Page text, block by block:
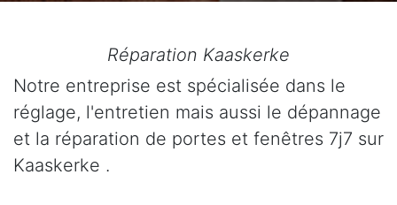
Réparation Kaaskerke
Notre entreprise est spécialisée dans le
réglage, l'entretien mais aussi le dépannage
et la réparation de portes et fenêtres 7j7 sur
Kaaskerke .